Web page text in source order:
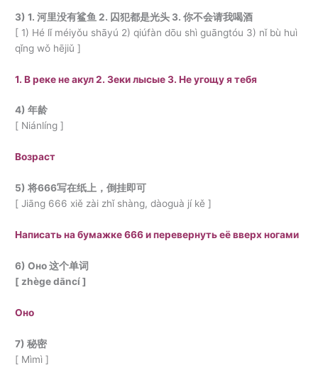
3) 1. 河里没有鲨鱼 2. 囚犯都是光头 3. 你不会请我喝酒
[ 1) Hé lǐ méiyǒu shāyú 2) qiúfàn dōu shì guāngtóu 3) nǐ bù huì
qǐng wǒ hējiǔ ]
1. В реке не акул 2. Зеки лысые 3. Не угощу я тебя
4) 年龄
[ Niánlíng ]
Возраст
5) 将666写在纸上，倒挂即可
[ Jiāng 666 xiě zài zhǐ shàng, dàoguà jí kě ]
Написать на бумажке 666 и перевернуть её вверх ногами
6) Оно 这个单词
[ zhège dāncí ]
Оно
7) 秘密
[ Mìmì ]